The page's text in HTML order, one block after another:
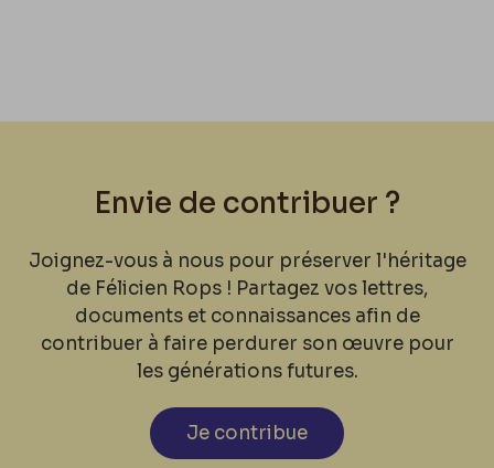
Envie de contribuer ?
Joignez-vous à nous pour préserver l'héritage
de Félicien Rops ! Partagez vos lettres,
documents et connaissances afin de
contribuer à faire perdurer son œuvre pour
les générations futures.
Je contribue